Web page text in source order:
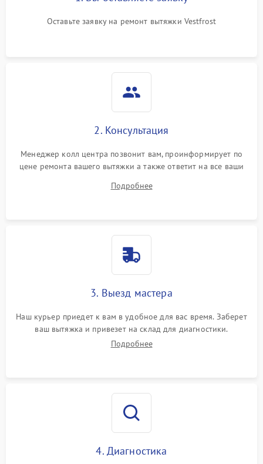
Оставьте заявку на ремонт вытяжки Vestfrost
2. Консультация
Менеджер колл центра позвонит вам, проинформирует по
цене ремонта вашего вытяжки а также ответит на все ваши
Подробнее
3. Выезд мастера
Наш курьер приедет к вам в удобное для вас время. Заберет
ваш вытяжка и привезет на склад для диагностики.
Подробнее
4. Диагностика